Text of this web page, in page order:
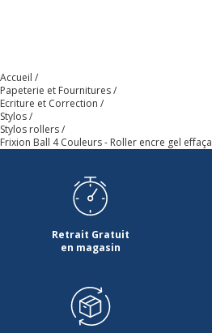
Accueil
Papeterie et Fournitures
Ecriture et Correction
Stylos
Stylos rollers
Frixion Ball 4 Couleurs - Roller encre gel
Retrait Gratuit
en magasin